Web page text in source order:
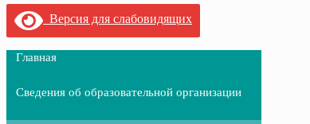
Версия для слабовидящих
Главная
Сведения об образовательной организации